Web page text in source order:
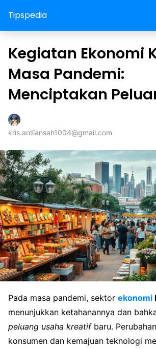
Tipspedia
Kegiatan Ekonomi
Masa Pandemi:
Menciptakan
kris.ardiansah1004@gmail.com
Pada masa pandemi, sektor ekonomi
menunjukkan ketahanannya dan
peluang usaha kreatifbaru.
konsumen dan kemajuan teknologi